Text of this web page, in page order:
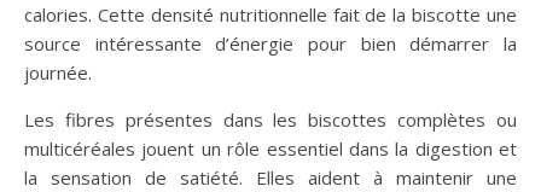
calories. Cette densité nutritionnelle fait de la biscotte une
source intéressante d’énergie pour bien démarrer la
journée.
Les fibres présentes dans les biscottes complètes ou
multicéréales jouent un rôle essentiel dans la digestion et
la sensation de satiété. Elles aident à maintenir une